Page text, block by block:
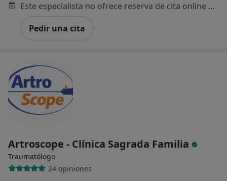
Este especialista no ofrece reserva de cita online en esta dirección.
Pedir una cita
Artroscope - Clínica Sagrada Familia
Traumatólogo
24 opiniones